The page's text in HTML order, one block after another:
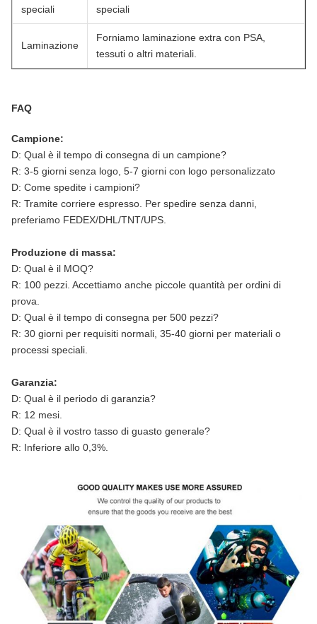
speciali
speciali
Laminazione
Forniamo laminazione extra con PSA,
tessuti o altri materiali.
FAQ
Campione:
D: Qual è il tempo di consegna di un campione?
R: 3-5 giorni senza logo, 5-7 giorni con logo personalizzato
D: Come spedite i campioni?
R: Tramite corriere espresso. Per spedire senza danni,
preferiamo FEDEX/DHL/TNT/UPS.
Produzione di massa:
D: Qual è il MOQ?
R: 100 pezzi. Accettiamo anche piccole quantità per ordini di
prova.
D: Qual è il tempo di consegna per 500 pezzi?
R: 30 giorni per requisiti normali, 35-40 giorni per materiali o
processi speciali.
Garanzia:
D: Qual è il periodo di garanzia?
R: 12 mesi.
D: Qual è il vostro tasso di guasto generale?
R: Inferiore allo 0,3%.